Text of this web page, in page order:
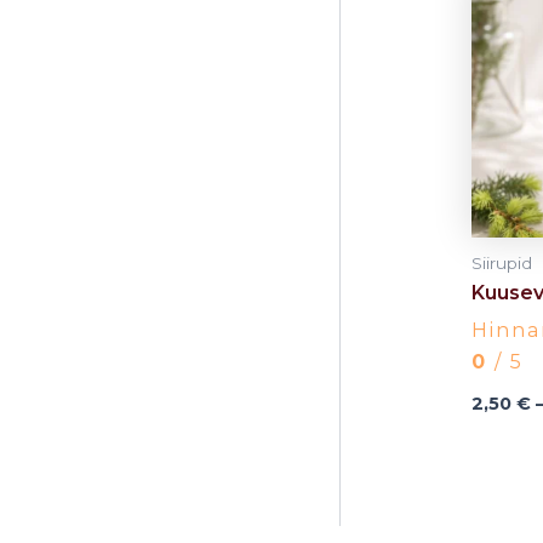
Siirupid
0 / 5
2,50 € –